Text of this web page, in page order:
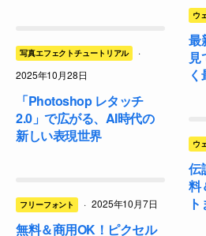
写真エフェクトチュートリアル
·
2025年10月28日
「Photoshop レタッチ
2.0」で広がる、AI時代の
新しい表現世界
フリーフォント · 2025年10月7日
無料＆商用OK！ピクセル
ウ
最
ウ
伝
料